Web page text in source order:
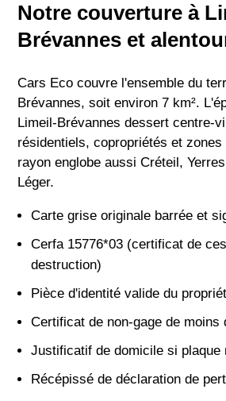
Notre couverture à
Brévannes et
Cars Eco couvre l'ensemble du
Brévannes, soit environ 7 km².
Limeil-Brévannes dessert centre-
résidentiels, copropriétés et
rayon englobe aussi Créteil,
Léger.
Carte grise originale barrée et
Cerfa 15776*03 (certificat de
destruction)
Pièce d'identité valide du
Certificat de non-gage de moins
Justificatif de domicile si plaque
Récépissé de déclaration de